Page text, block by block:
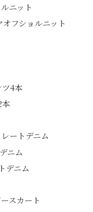
ニット
フショルニット
4本
ートデニム
ニム
デニム
スカート